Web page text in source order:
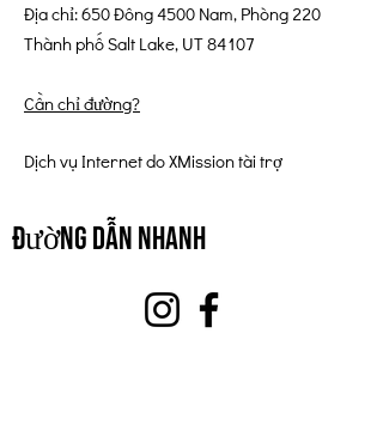
Địa chỉ: 650 Đông 4500 Nam, Phòng 220
Thành phố Salt Lake, UT 84107
Cần chỉ đường?
Dịch vụ Internet do XMission tài trợ
đường dẫn nhanh